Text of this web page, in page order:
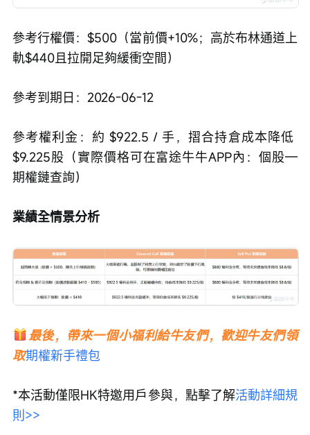
參考行權價：$500（當前價+10%；高於布林通道上
軌$440且拉開足夠緩衝空間）
參考到期日：2026-06-12
參考權利金：約 $922.5 / 手，摺合持倉成本降低
$9.225股（實際價格可在富途牛牛APP內：個股—
期權鏈查詢）
業績全情景分析
最後，帶來一個小福利給牛友們，歡迎牛友們領
取期權新手禮包
*本活動僅限HK特邀用戶參與，點擊了解活動詳細規
則>>